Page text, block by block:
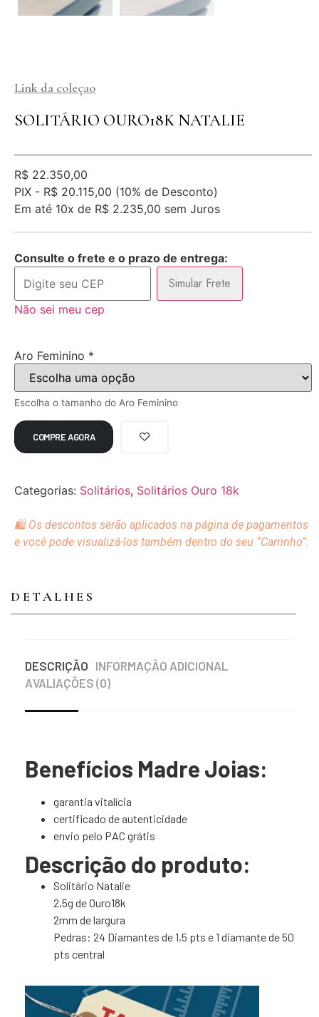
Link da coleçao
SOLITÁRIO OURO18K NATALIE
R$ 22.350,00
PIX - R$ 20.115,00 (10% de Desconto)
Em até 10x de R$ 2.235,00 sem Juros
Consulte o frete e o prazo de entrega:
Simular Frete
Não sei meu cep
Aro Feminino *
Escolha o tamanho do Aro Feminino
COMPRE AGORA
Categorias: Solitários, Solitários Ouro 18k
🛍️ Os descontos serão aplicados na página de pagamentos
e você pode visualizá-los também dentro do seu “Carrinho”.
DETALHES
DESCRIÇÃO INFORMAÇÃO ADICIONAL
AVALIAÇÕES (0)
Benefícios Madre Joias:
garantia vitalícia
certificado de autenticidade
envio pelo PAC grátis
Descrição do produto:
Solitário Natalie
2,5g de Ouro18k
2mm de largura
Pedras: 24 Diamantes de 1,5 pts e 1 diamante de 50
pts central